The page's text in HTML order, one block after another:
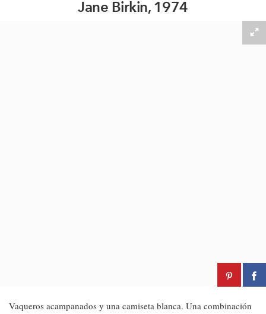
Jane Birkin, 1974
Vaqueros acampanados y una camiseta blanca. Una combinación